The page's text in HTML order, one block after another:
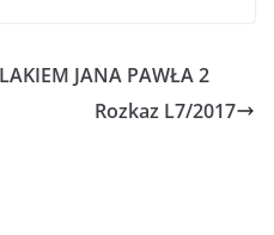
JANA PAWŁA 2
Rozkaz L7/2017